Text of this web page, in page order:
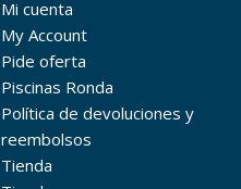
Mi cuenta
My Account
Pide oferta
Piscinas Ronda
Política de devoluciones y
reembolsos
Tienda